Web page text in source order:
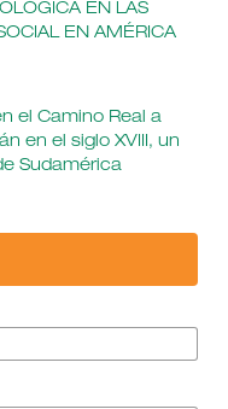
EN LAS
EN AMÉRICA
el Camino Real a
en el siglo XVIII, un
Sudamérica